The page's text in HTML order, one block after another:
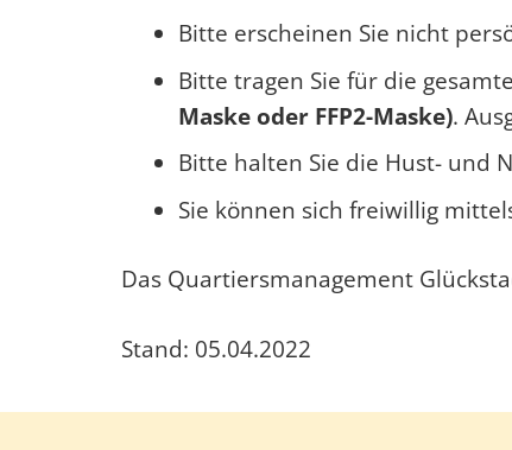
Bitte erscheinen Sie nicht
Bitte tragen Sie für die
Maske oder FFP2-Maske).
Bitte halten Sie die Hust- und
Sie können sich freiwillig
Das Quartiersmanagement
Stand: 05.04.2022